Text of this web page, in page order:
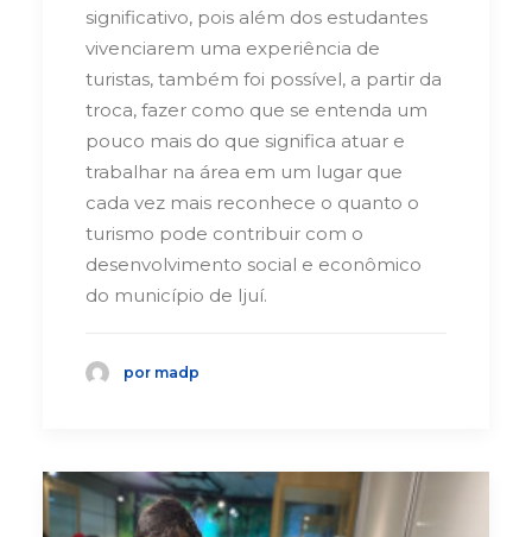
significativo, pois além dos estudantes
vivenciarem uma experiência de
turistas, também foi possível, a partir da
troca, fazer como que se entenda um
pouco mais do que significa atuar e
trabalhar na área em um lugar que
cada vez mais reconhece o quanto o
turismo pode contribuir com o
desenvolvimento social e econômico
do município de Ijuí.
por madp